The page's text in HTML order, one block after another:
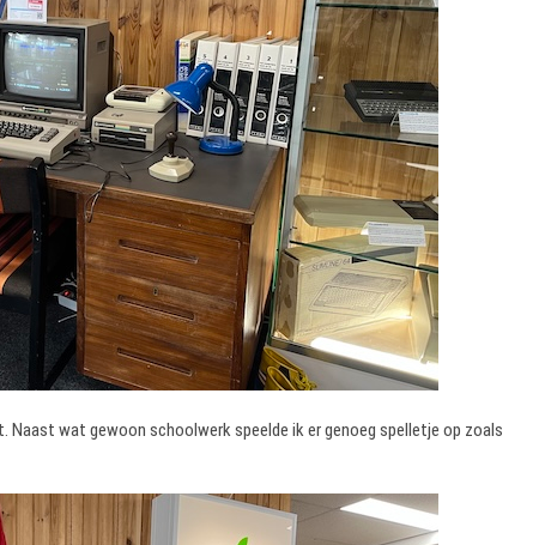
Naast wat gewoon schoolwerk speelde ik er genoeg spelletje op zoals